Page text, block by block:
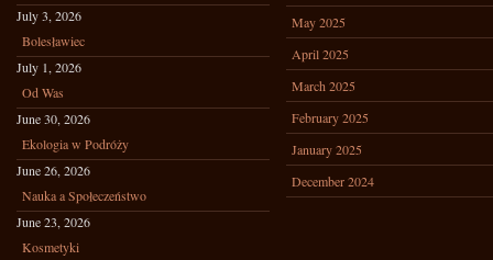
July 3, 2026
Bolesławiec
July 1, 2026
Od Was
June 30, 2026
Ekologia w Podróży
June 26, 2026
Nauka a Społeczeństwo
June 23, 2026
Kosmetyki
May 2025
April 2025
March 2025
February 2025
January 2025
December 2024